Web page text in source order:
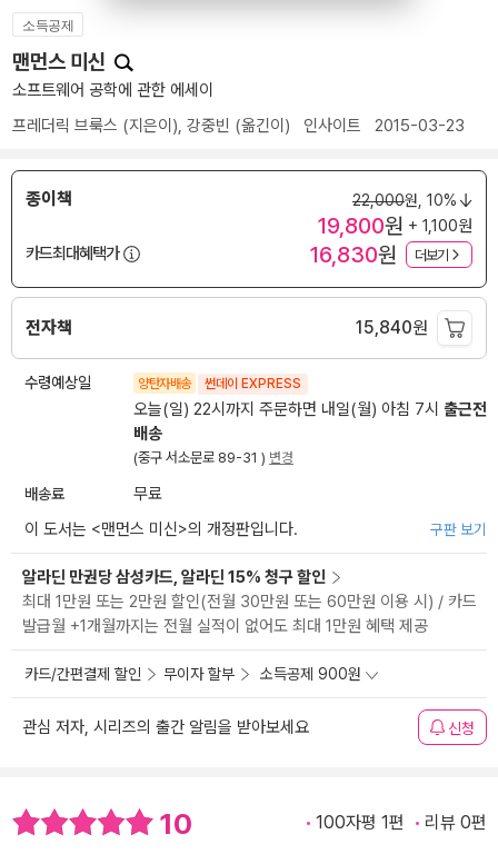
소득공제
맨먼스 미신
소프트웨어 공학에 관한 에세이
프레더릭 브룩스 (지은이), 강중빈 (옮긴이) 인사이트 2015-03-23
종이책 22,000원, 10%
19,800원 + 1,100원
카드최대혜택가
16,830원 더보기
전자책 15,840원
수령예상일 양탄자배송 썬데이 EXPRESS
오늘(일) 22시까지 주문하면 내일(월) 아침 7시 출근전
배송
(중구 서소문로 89-31 ) 변경
배송료
무료
이 도서는 <맨먼스 미신>의 개정판입니다. 구판 보기
알라딘 만권당 삼성카드, 알라딘 15% 청구 할인
최대 1만원 또는 2만원 할인(전월 30만원 또는 60만원 이용 시) / 카드
발급월 +1개월까지는 전월 실적이 없어도 최대 1만원 혜택 제공
카드/간편결제 할인 무이자 할부 소득공제 900원
관심 저자, 시리즈의 출간 알림을 받아보세요 신청
10 100자평 1편 리뷰 0편